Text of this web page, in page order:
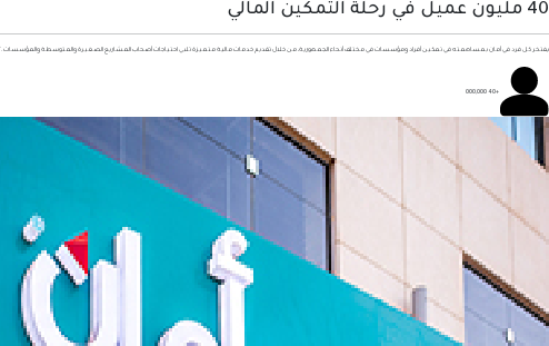
40 مليون عميل في رحلة التمكين المالي
يفتخر كل فرد في أمان بمساهمته في تمكين أفراد ومؤسسات في مختلف أنحاء الجمهورية، من خلال تقديم خدمات مالية متميزة تلبي احتياجات أصحاب المشاريع الصغيرة والمتوسطة والمؤسسات."
+40 000,000